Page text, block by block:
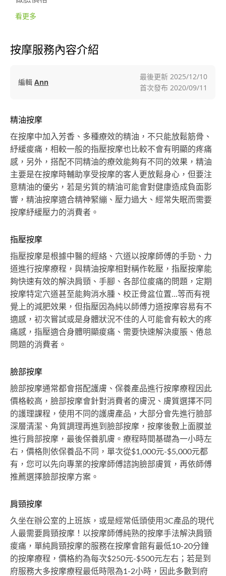
看更多
按摩服務內容介紹
編輯 Ann
最後更新 2025/12/10
首次發布 2020/09/11
精油按摩
在按摩中加入芳香、多種療效的精油，不只能放鬆筋骨、
紓緩痠痛，相較一般的指壓按摩也比較不會有明顯的疼痛
感，另外，搭配不同精油的療效能夠有不同的效果，精油
主要是在按摩時輔助享受按摩的客人更放鬆身心，但要注
意精油的優劣，若是劣質的精油可能會對健康造成負面影
響，精油按摩適合精神緊繃、壓力過大、經常失眠而需要
按摩紓緩壓力的消費者。
指壓按摩
指壓按摩是根據中醫的經絡、穴道以按摩師傅的手勁、力
道進行按摩療程，與精油按摩相對稱作乾壓，指壓按摩能
夠快速有效的解決肩頸、手腳、各部位痠痛的問題，定期
按摩特定穴道甚至能夠消水腫、校正骨盆位置...等而有視
覺上的減肥效果，但指壓因為純以師傅力道按摩容易有不
適感，初次嘗試或是身體狀況不佳的人可能會有較大的疼
痛感，指壓適合身體明顯痠痛、需要快速解決痠脹、倦怠
問題的消費者。
臉部按摩
臉部按摩通常都會搭配護膚、保養產品進行按摩療程因此
價格較高，臉部按摩會針對消費者的膚況、膚質選擇不同
的護理課程，使用不同的護膚產品，大部分會先進行臉部
深層清潔、角質調理再進到臉部按摩，按摩後敷上面膜並
進行肩部按摩，最後保養肌膚。療程時間基礎為一小時左
右，價格則依保養品不同，單次從$1,000元-$5,000元都
有，您可以先向專業的按摩師傅諮詢臉部膚質，再依師傅
推薦選擇臉部按摩方案。
肩頸按摩
久坐在辦公室的上班族，或是經常低頭使用3C產品的現代
人最需要肩頸按摩！以按摩師傅純熟的按摩手法解決肩頸
痠痛，單純肩頸按摩的服務在按摩會館有最低10-20分鐘
的按摩療程，價格約為每次$250元-$500元左右；若是到
府服務大多按摩療程最低時限為1-2小時，因此多數到府